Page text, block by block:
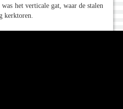
het verticale gat, waar de stalen
kerktoren.